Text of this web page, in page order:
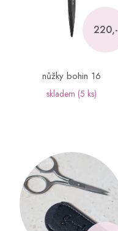
220,-
nůžky bohin 16
skladem (5 ks)